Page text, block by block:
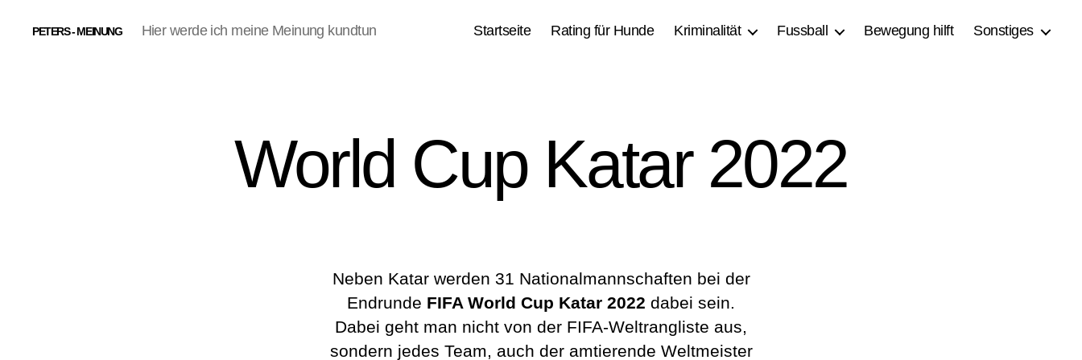
PETERS - MEINUNG Hier werde ich meine Meinung kundtun Startseite Rating für Hunde Kriminalität Fussball Bewegung hilft Sonstiges
World Cup Katar 2022
Neben Katar werden 31 Nationalmannschaften bei der
Endrunde FIFA World Cup Katar 2022 dabei sein.
Dabei geht man nicht von der FIFA-Weltrangliste aus,
sondern jedes Team, auch der amtierende Weltmeister